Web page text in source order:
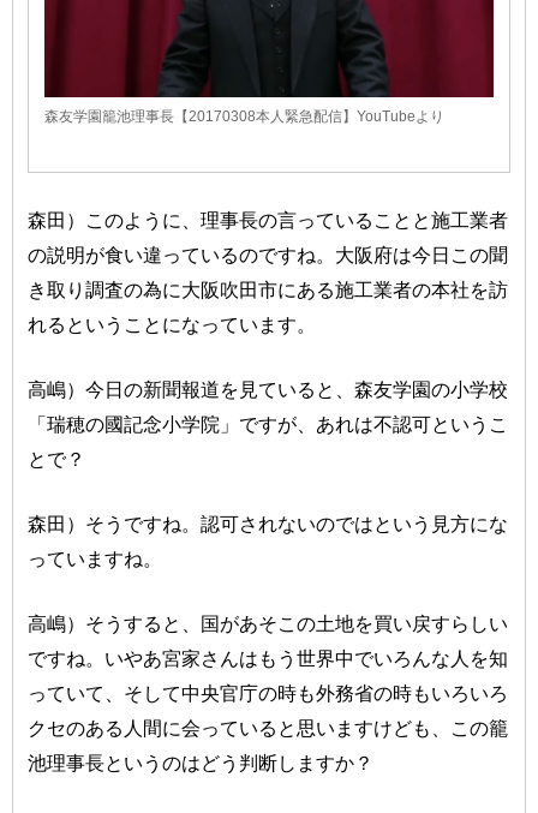
森友学園籠池理事長【20170308本人緊急配信】YouTubeより
森田）このように、理事長の言っていることと施工業者
の説明が食い違っているのですね。大阪府は今日この聞
き取り調査の為に大阪吹田市にある施工業者の本社を訪
れるということになっています。
高嶋）今日の新聞報道を見ていると、森友学園の小学校
「瑞穂の國記念小学院」ですが、あれは不認可というこ
とで？
森田）そうですね。認可されないのではという見方にな
っていますね。
高嶋）そうすると、国があそこの土地を買い戻すらしい
ですね。いやあ宮家さんはもう世界中でいろんな人を知
っていて、そして中央官庁の時も外務省の時もいろいろ
クセのある人間に会っていると思いますけども、この籠
池理事長というのはどう判断しますか？